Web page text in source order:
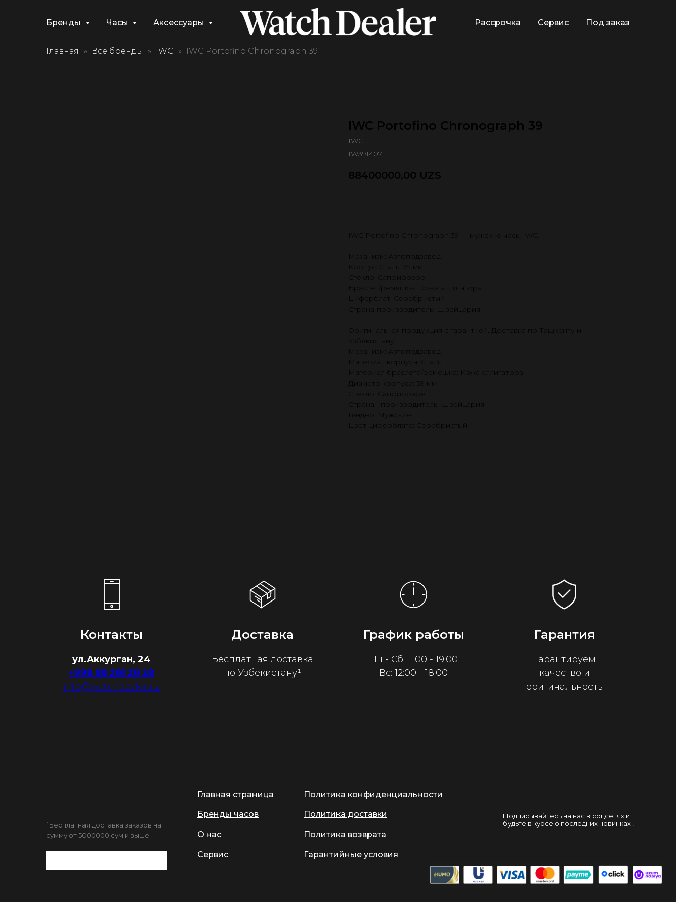
Бренды Часы Аксессуары Рассрочка Сервис Под заказ
Главная Все бренды IWC IWC Portofino Chronograph 39
IWC Portofino Chronograph 39
IWC
IW391407
88400000,00 UZS
IWC Portofino Chronograph 39 — мужские часы IWC.
Механизм: Автоподзавод
Корпус: Сталь, 39 мм
Стекло: Сапфировое
Браслет/ремешок: Кожа аллигатора
Циферблат: Серебристый
Страна-производитель: Швейцария
Оригинальная продукция с гарантией. Доставка по Ташкенту и
Узбекистану.
Механизм: Автоподзавод
Материал корпуса: Сталь
Материал браслета/ремешка: Кожа аллигатора
Диаметр корпуса: 39 мм
Стекло: Сапфировое
Страна - производитель: Швейцария
Гендер: Мужские
Цвет циферблата: Серебристый
Контакты
ул.Аккурган, 24
+998 88 281 28 28
info@watchdealer.uz
Доставка
Бесплатная доставка
по Узбекистану¹
График работы
Пн - Сб: 11:00 - 19:00
Вс: 12:00 - 18:00
Гарантия
Гарантируем
качество и
оригинальность
Подписывайтесь на нас в соцсетях и
будьте в курсе о последних новинках !
Главная страница
Бренды часов
О нас
Сервис
¹Бесплатная доставка заказов на
сумму от 5000000 сум и выше.
Политика конфиденциальности
Политика доставки
Политика возврата
Гарантийные условия